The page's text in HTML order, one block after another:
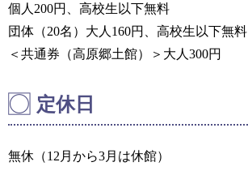
個人200円、高校生以下無料
団体（20名）大人160円、高校生以下無料
＜共通券（高原郷土館）＞大人300円
定休日
無休（12月から3月は休館）